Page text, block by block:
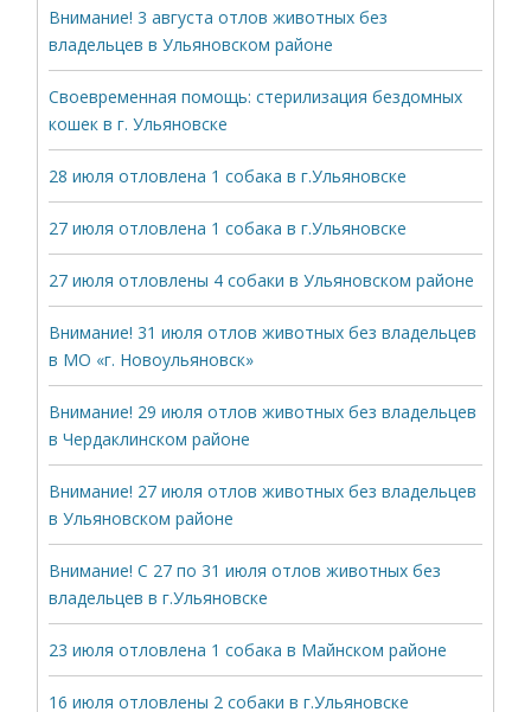
Внимание! 3 августа отлов животных без
владельцев в Ульяновском районе
Своевременная помощь: стерилизация бездомных
кошек в г. Ульяновске
28 июля отловлена 1 собака в г.Ульяновске
27 июля отловлена 1 собака в г.Ульяновске
27 июля отловлены 4 собаки в Ульяновском районе
Внимание! 31 июля отлов животных без владельцев
в МО «г. Новоульяновск»
Внимание! 29 июля отлов животных без владельцев
в Чердаклинском районе
Внимание! 27 июля отлов животных без владельцев
в Ульяновском районе
Внимание! С 27 по 31 июля отлов животных без
владельцев в г.Ульяновске
23 июля отловлена 1 собака в Майнском районе
16 июля отловлены 2 собаки в г.Ульяновске